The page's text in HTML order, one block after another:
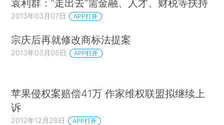
袁利群：“走出去”需金融、人才、财税等扶持
2013年03月07日 APP打开
宗庆后再就修改商标法提案
2013年03月05日 APP打开
苹果侵权案赔偿41万 作家维权联盟拟继续上
诉
2012年12月28日 APP打开